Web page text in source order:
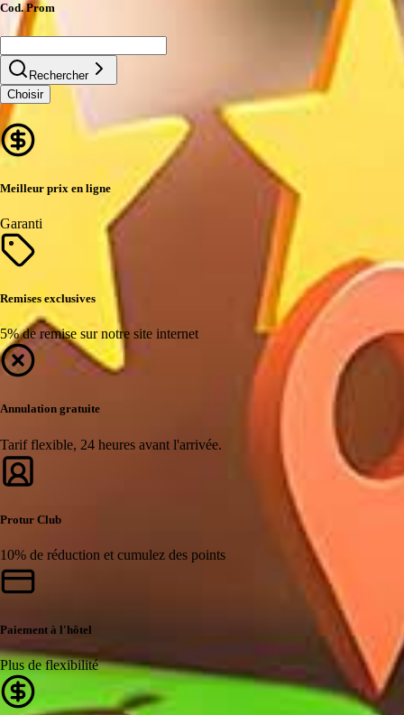
Cod. Prom
Rechercher
Choisir
Meilleur prix en ligne
Garanti
Remises exclusives
5% de remise sur notre site internet
Annulation gratuite
Tarif flexible, 24 heures avant l'arrivée.
Protur Club
10% de réduction et cumulez des points
Paiement à l'hôtel
Plus de flexibilité